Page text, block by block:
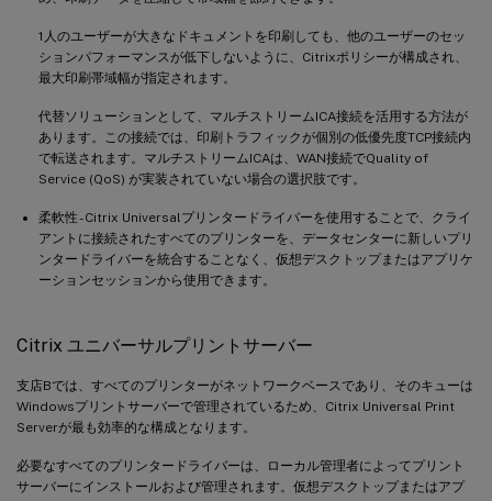
1人のユーザーが大きなドキュメントを印刷しても、他のユーザーのセッ
ションパフォーマンスが低下しないように、Citrixポリシーが構成され、
最大印刷帯域幅が指定されます。
代替ソリューションとして、マルチストリームICA接続を活用する方法が
あります。この接続では、印刷トラフィックが個別の低優先度TCP接続内
で転送されます。マルチストリームICAは、WAN接続でQuality of
Service (QoS) が実装されていない場合の選択肢です。
柔軟性 - Citrix Universalプリンタードライバーを使用することで、クライ
アントに接続されたすべてのプリンターを、データセンターに新しいプリ
ンタードライバーを統合することなく、仮想デスクトップまたはアプリケ
ーションセッションから使用できます。
Citrix ユニバーサルプリントサーバー
支店Bでは、すべてのプリンターがネットワークベースであり、そのキューは
Windowsプリントサーバーで管理されているため、Citrix Universal Print
Serverが最も効率的な構成となります。
必要なすべてのプリンタードライバーは、ローカル管理者によってプリント
サーバーにインストールおよび管理されます。仮想デスクトップまたはアプ